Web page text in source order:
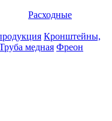
Расходные
Кронштейны,
медная Фреон